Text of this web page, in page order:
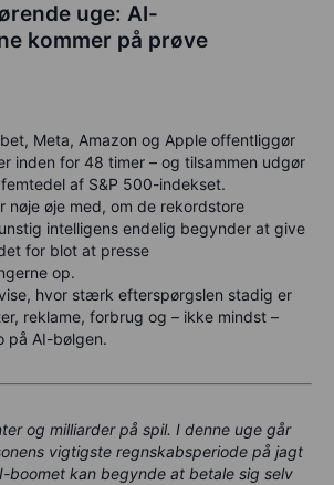
uge: AI-
kommer på prøve
Meta, Amazon og Apple offentliggør
inden for 48 timer – og tilsammen udgør
af S&P 500-indekset.
nøje øje med, om de rekordstore
intelligens endelig begynder at give
for blot at presse
op.
hvor stærk efterspørgslen stadig er
reklame, forbrug og – ikke mindst –
på AI-bølgen.
og milliarder på spil. I denne uge går
vigtigste regnskabsperiode på jagt
boomet kan begynde at betale sig selv